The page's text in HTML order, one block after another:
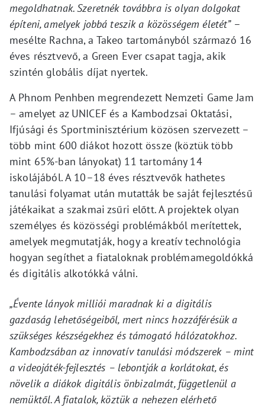
megoldhatnak. Szeretnék továbbra is olyan dolgokat
építeni, amelyek jobbá teszik a közösségem életét”–
mesélte Rachna, a Takeo tartományból származó 16
éves résztvevő, a Green Ever csapat tagja, akik
szintén globális díjat nyertek.
A Phnom Penhben megrendezett Nemzeti Game Jam
– amelyet az UNICEF és a Kambodzsai Oktatási,
Ifjúsági és Sportminisztérium közösen szervezett –
több mint 600 diákot hozott össze (köztük több
mint 65%-ban lányokat) 11 tartomány 14
iskolájából. A 10–18 éves résztvevők hathetes
tanulási folyamat után mutatták be saját fejlesztésű
játékaikat a szakmai zsűri előtt. A projektek olyan
személyes és közösségi problémákból merítettek,
amelyek megmutatják, hogy a kreatív technológia
hogyan segíthet a fiataloknak problémamegoldókká
és digitális alkotókká válni.
„Évente lányok milliói maradnak ki a digitális
gazdaság lehetőségeiből, mert nincs hozzáférésük a
szükséges készségekhez és támogató hálózatokhoz.
Kambodzsában az innovatív tanulási módszerek – mint
a videojáték-fejlesztés – lebontják a korlátokat, és
növelik a diákok digitális önbizalmát, függetlenül a
nemüktől. A fiatalok, köztük a nehezen elérhető